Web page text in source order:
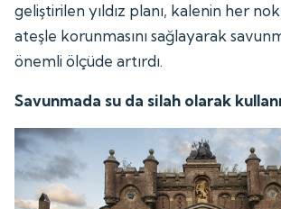
geliştirilen yıldız planı, kalenin her
ateşle korunmasını sağlayarak
önemli ölçüde artırdı.
Savunmada su da silah olarak